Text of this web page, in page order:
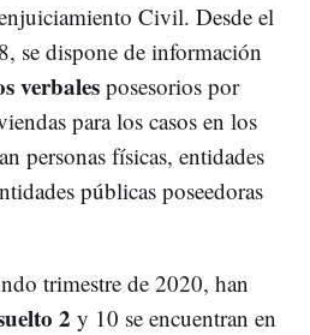
Civil. Desde el
se dispone de información
verbales posesorios por
para los casos en los
personas físicas, entidades
públicas poseedoras
trimestre de 2020, han
2 y 10 se encuentran en